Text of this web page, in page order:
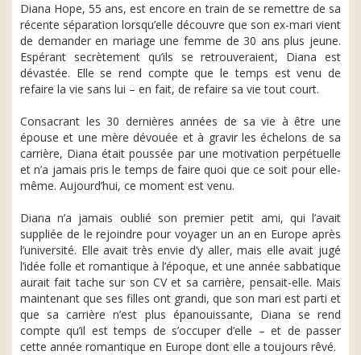
Diana Hope, 55 ans, est encore en train de se remettre de sa
récente séparation lorsqu’elle découvre que son ex-mari vient
de demander en mariage une femme de 30 ans plus jeune.
Espérant secrètement qu’ils se retrouveraient, Diana est
dévastée. Elle se rend compte que le temps est venu de
refaire la vie sans lui – en fait, de refaire sa vie tout court.
Consacrant les 30 dernières années de sa vie à être une
épouse et une mère dévouée et à gravir les échelons de sa
carrière, Diana était poussée par une motivation perpétuelle
et n’a jamais pris le temps de faire quoi que ce soit pour elle-
même. Aujourd’hui, ce moment est venu.
Diana n’a jamais oublié son premier petit ami, qui l’avait
suppliée de le rejoindre pour voyager un an en Europe après
l’université. Elle avait très envie d’y aller, mais elle avait jugé
l’idée folle et romantique à l’époque, et une année sabbatique
aurait fait tache sur son CV et sa carrière, pensait-elle. Mais
maintenant que ses filles ont grandi, que son mari est parti et
que sa carrière n’est plus épanouissante, Diana se rend
compte qu’il est temps de s’occuper d’elle – et de passer
cette année romantique en Europe dont elle a toujours rêvé.